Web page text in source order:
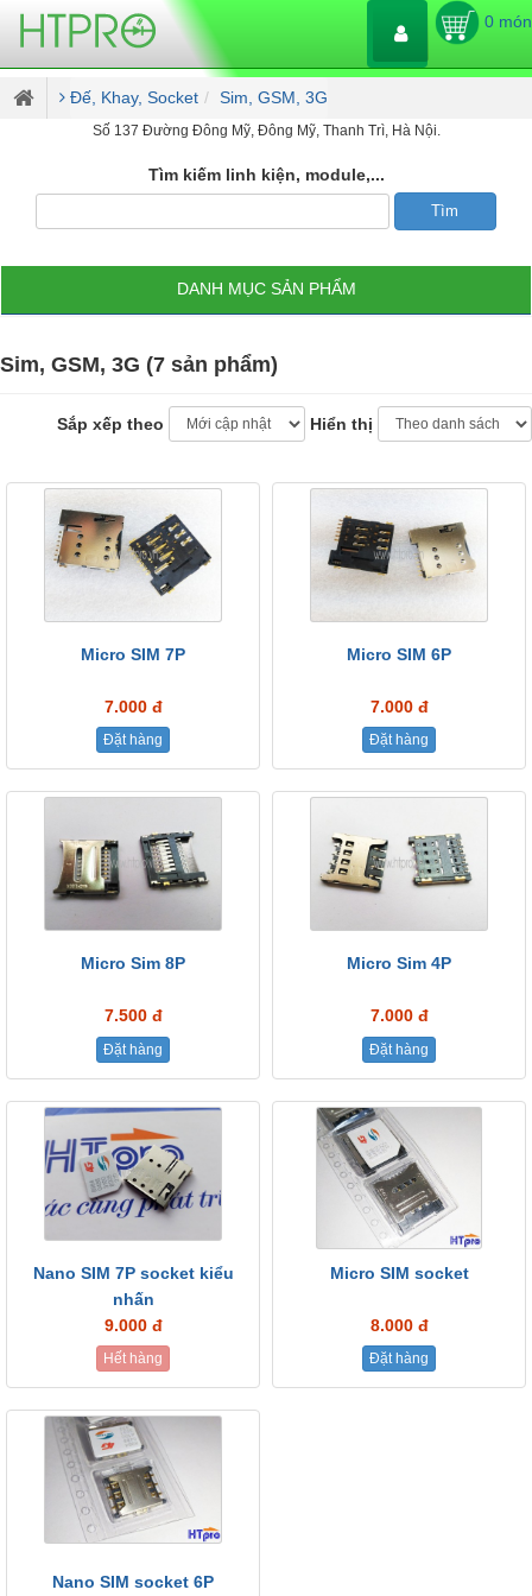
0 món
Đế, Khay, Socket Sim, GSM, 3G
Số 137 Đường Đông Mỹ, Đông Mỹ, Thanh Trì, Hà Nội.
Tìm kiếm linh kiện, module,...
DANH MỤC SẢN PHẨM
Sim, GSM, 3G (7 sản phẩm)
Sắp xếp theo Hiển thị
Micro SIM 7P
7.000 đ
Đặt hàng
Micro SIM 6P
7.000 đ
Đặt hàng
Micro Sim 8P
7.500 đ
Đặt hàng
Micro Sim 4P
7.000 đ
Đặt hàng
Nano SIM 7P socket kiểu
nhấn
9.000 đ
Hết hàng
Micro SIM socket
8.000 đ
Đặt hàng
Nano SIM socket 6P